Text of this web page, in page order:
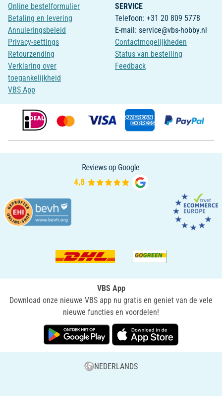
Online bestelformulier
Betaling en levering
Annuleringsbeleid
Privacy-settings
Retourzending
Verklaring over
toegankelijkheid
VBS App
SERVICE
Telefoon: +31 20 809 5778
E-mail: service@vbs-hobby.nl
Contactmogelijkheden
Status van bestelling
Feedback
VBS App
Download onze nieuwe VBS app nu gratis en geniet van de vele
nieuwe functies en voordelen!
NEDERLANDS